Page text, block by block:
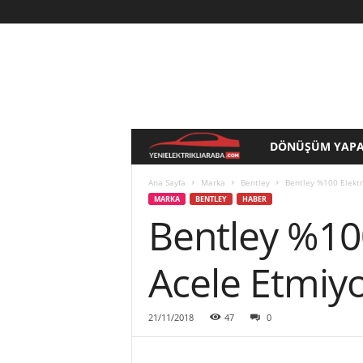
e
i
E
l
DÖNÜŞÜM
Ana Sayfa Marka Bentley Bentley %100
MARKA BENTLEY HABER
Bentley
Acele
21/11/2018 47 0